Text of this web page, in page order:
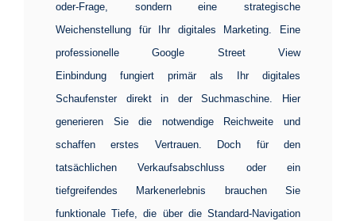
oder-Frage, sondern eine strategische
Weichenstellung für Ihr digitales Marketing. Eine
professionelleGoogle Street View
Einbindung fungiert primär als Ihr digitales
Schaufenster direkt in der Suchmaschine. Hier
generieren Sie die notwendige Reichweite und
schaffen erstes Vertrauen. Doch für den
tatsächlichen Verkaufsabschluss oder ein
tiefgreifendes Markenerlebnis brauchen Sie
funktionale Tiefe, die über die Standard-Navigation